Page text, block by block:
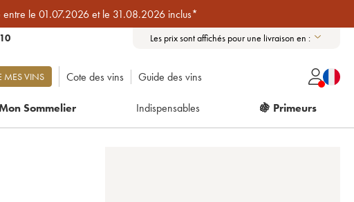
entre le 01.07.2026 et le 31.08.2026 inclus*
Les prix sont affichés pour une livraison en :
MES VINS Cote des vins Guide des vins
Sommelier Indispensables 🍇 Primeurs